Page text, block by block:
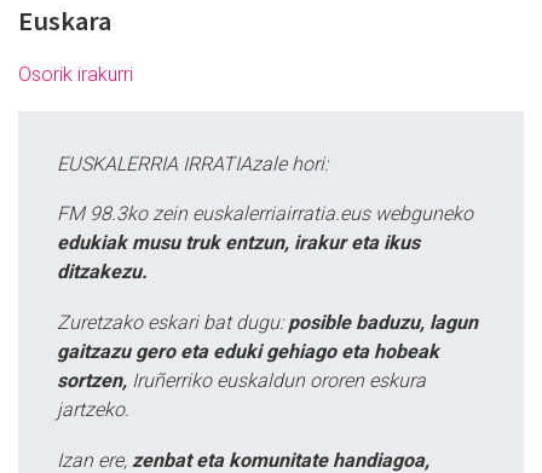
Euskara
Osorik irakurri
EUSKALERRIA IRRATIAzale hori:
FM 98.3ko zein euskalerriairratia.eus webguneko
edukiak musu truk entzun, irakur eta ikus
ditzakezu.
Zuretzako eskari bat dugu: posible baduzu, lagun
gaitzazu gero eta eduki gehiago eta hobeak
sortzen, Iruñerriko euskaldun ororen eskura
jartzeko.
Izan ere, zenbat eta komunitate handiagoa,